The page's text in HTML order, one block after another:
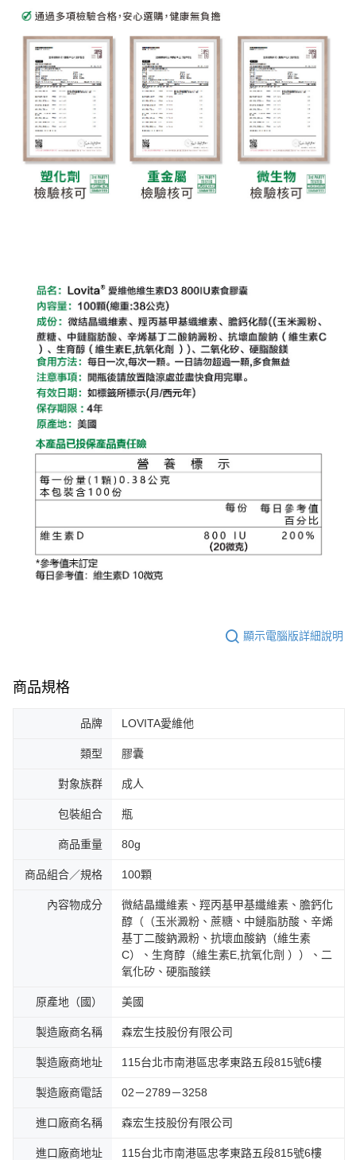
顯示電腦版詳細說明
商品規格
品牌 LOVITA愛維他
類型 膠囊
對象族群 成人
包裝組合 瓶
商品重量 80g
商品組合／規格 100顆
內容物成分
微結晶纖維素、羥丙基甲基纖維素、膽鈣化
醇（（玉米澱粉、蔗糖、中鏈脂肪酸、辛烯
基丁二酸鈉澱粉、抗壞血酸鈉（維生素
C）、生育醇（維生素E,抗氧化劑 ））、二
氧化矽、硬脂酸鎂
原產地（國） 美國
製造廠商名稱 森宏生技股份有限公司
製造廠商地址 115台北市南港區忠孝東路五段815號6樓
製造廠商電話 02－2789－3258
進口廠商名稱 森宏生技股份有限公司
進口廠商地址 115台北市南港區忠孝東路五段815號6樓